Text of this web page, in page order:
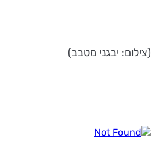
(צילום: יבגני מטבב)